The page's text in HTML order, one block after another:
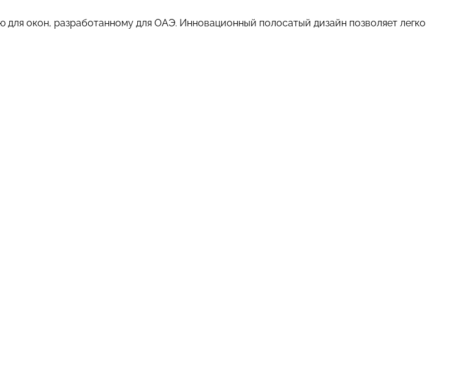
окон, разработанному для ОАЭ. Инновационный полосатый дизайн позволяет легко